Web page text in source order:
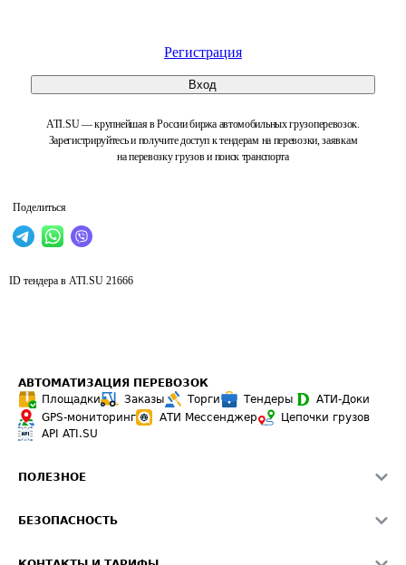
Регистрация
Вход
ATI.SU — крупнейшая в России биржа автомобильных грузоперевозок.
Зарегистрируйтесь и получите доступ к тендерам на перевозки, заявкам
на перевозку грузов и поиск транспорта
Поделиться
ID тендера в ATI.SU 21666
АВТОМАТИЗАЦИЯ ПЕРЕВОЗОК
Площадки
Заказы Торги Тендеры
АТИ-Доки
GPS-мониторинг
АТИ Мессенджер
Цепочки грузов
API ATI.SU
ПОЛЕЗНОЕ
Звезды ATI.SU на вашем сайте
БЕЗОПАСНОСТЬ